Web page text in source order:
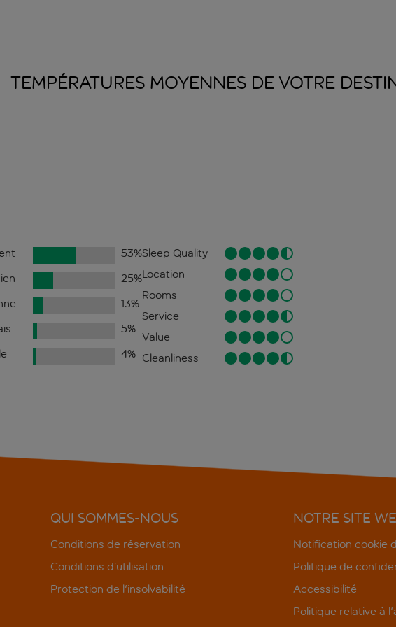
TEMPÉRATURES MOYENNES DE VOTRE
53%
25%
13%
5%
4%
Sleep Quality
Location
Rooms
Service
Value
Cleanliness
QUI SOMMES-NOUS
Conditions de réservation
Conditions d’utilisation
Protection de l'insolvabilité
NOTRE SITE
Notification cookie
Politique de
Accessibilité
Politique relative à